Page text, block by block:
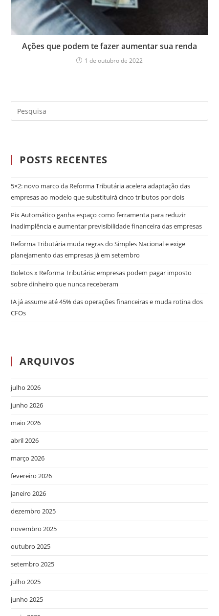
Ações que podem te fazer aumentar sua renda
1 de outubro de 2022
POSTS RECENTES
5×2: novo marco da Reforma Tributária acelera adaptação das
empresas ao modelo que substituirá cinco tributos por dois
Pix Automático ganha espaço como ferramenta para reduzir
inadimplência e aumentar previsibilidade financeira das empresas
Reforma Tributária muda regras do Simples Nacional e exige
planejamento das empresas já em setembro
Boletos x Reforma Tributária: empresas podem pagar imposto
sobre dinheiro que nunca receberam
IA já assume até 45% das operações financeiras e muda rotina dos
CFOs
ARQUIVOS
julho 2026
junho 2026
maio 2026
abril 2026
março 2026
fevereiro 2026
janeiro 2026
dezembro 2025
novembro 2025
outubro 2025
setembro 2025
julho 2025
junho 2025